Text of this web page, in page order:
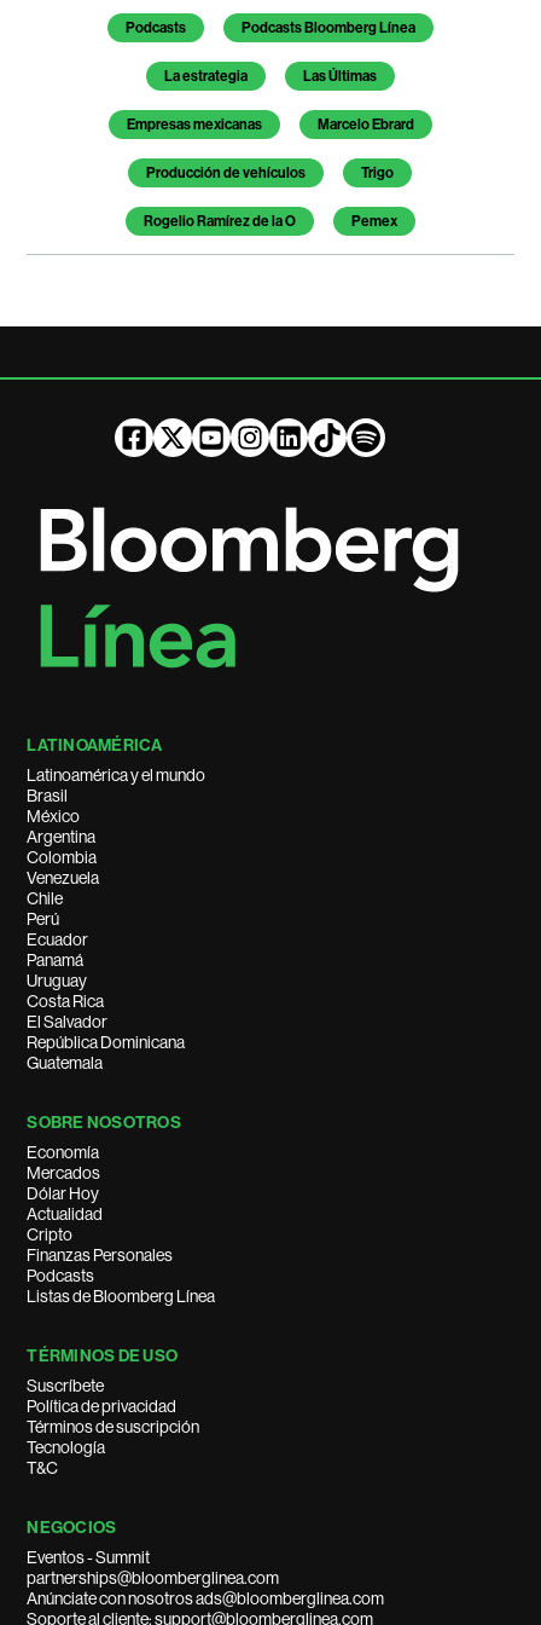
Temas de este artículo
Podcasts Podcasts Bloomberg Línea
La estrategia Las Últimas
Empresas mexicanas Marcelo Ebrard
Producción de vehículos Trigo
Rogelio Ramírez de la O Pemex
LATINOAMÉRICA
Latinoamérica y el mundo
Brasil
México
Argentina
Colombia
Venezuela
Chile
Perú
Ecuador
Panamá
Uruguay
Costa Rica
El Salvador
República Dominicana
Guatemala
SOBRE NOSOTROS
Economía
Mercados
Dólar Hoy
Actualidad
Cripto
Finanzas Personales
Podcasts
Listas de Bloomberg Línea
TÉRMINOS DE USO
Suscríbete
Política de privacidad
Términos de suscripción
Tecnología
T&C
NEGOCIOS
Eventos - Summit
partnerships@bloomberglinea.com
Anúnciate con nosotros ads@bloomberglinea.com
Soporte al cliente: support@bloomberglinea.com